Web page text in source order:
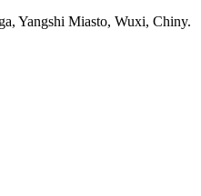
Yangshi Miasto, Wuxi, Chiny.